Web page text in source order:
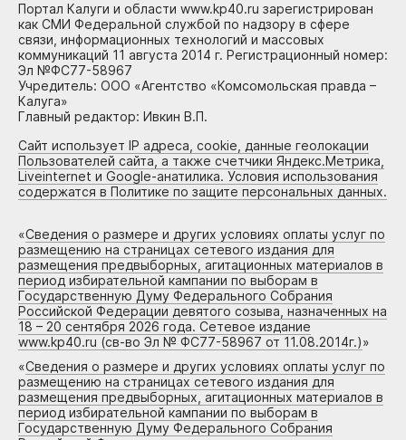
Портал Калуги и области www.kp40.ru зарегистрирован
как СМИ Федеральной службой по надзору в сфере
связи, информационных технологий и массовых
коммуникаций 11 августа 2014 г. Регистрационный номер:
Эл №ФС77-58967
Учредитель: ООО «Агентство «Комсомольская правда –
Калуга»
Главный редактор: Ивкин В.П.
Сайт использует IP адреса, cookie, данные геолокации
Пользователей сайта, а также счетчики Яндекс.Метрика,
Liveinternet и Google-анатилика. Условия использования
содержатся в Политике по защите персональных данных.
«Сведения о размере и других условиях оплаты услуг по
размещению на страницах сетевого издания для
размещения предвыборных, агитационных материалов в
период избирательной кампании по выборам в
Государственную Думу Федерального Собрания
Российской Федерации девятого созыва, назначенных на
18 – 20 сентября 2026 года. Сетевое издание
www.kp40.ru (св-во Эл № ФС77-58967 от 11.08.2014г.)»
«Сведения о размере и других условиях оплаты услуг по
размещению на страницах сетевого издания для
размещения предвыборных, агитационных материалов в
период избирательной кампании по выборам в
Государственную Думу Федерального Собрания